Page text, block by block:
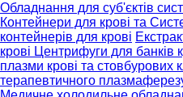
Обладнання для суб'єктів
Контейнери для крові та
контейнерів для крові
крові Центрифуги для банків
плазми крові та стовбурових
терапевтичного